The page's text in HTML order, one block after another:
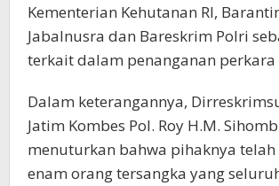
Kementerian Kehutanan RI,
Jabalnusra dan Bareskrim Polri
terkait dalam penanganan
Dalam keterangannya,
Jatim Kombes Pol. Roy H.M.
menuturkan bahwa pihaknya
enam orang tersangka yang